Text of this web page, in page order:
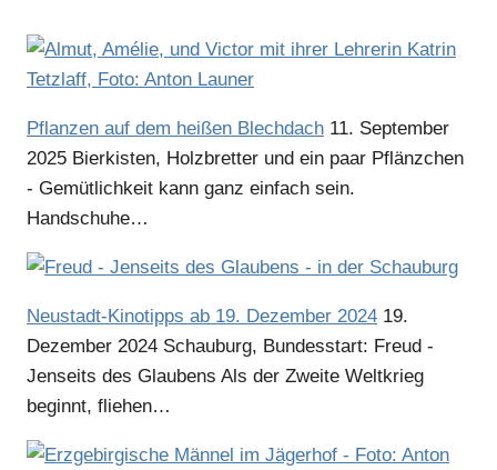
Pflanzen auf dem heißen Blechdach 11. September
2025 Bierkisten, Holzbretter und ein paar Pflänzchen
- Gemütlichkeit kann ganz einfach sein.
Handschuhe…
Neustadt-Kinotipps ab 19. Dezember 2024 19.
Dezember 2024 Schauburg, Bundesstart: Freud -
Jenseits des Glaubens Als der Zweite Weltkrieg
beginnt, fliehen…